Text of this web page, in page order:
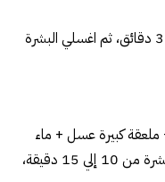
ضعي المقادير على البشرة لمدة 3 دقائق، ثم اغسلي البشرة
كبيرة عسل + ماء
اخلطي المقادير، وضعيها على البشرة من 10 إلي 15 دقيقة،